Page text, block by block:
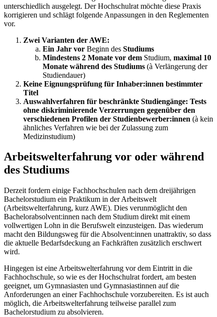
unterschiedlich ausgelegt. Der Hochschulrat möchte diese Praxis
korrigieren und schlägt folgende Anpassungen in den Reglementen
vor.
Zwei Varianten der AWE:
Ein Jahr vor Beginn des Studiums
Mindestens 2 Monate vor dem Studium, maximal 10
Monate während des Studiums (à Verlängerung der
Studiendauer)
Keine Eignungsprüfung für Inhaber:innen bestimmter
Titel
Auswahlverfahren für beschränkte Studiengänge: Tests
ohne diskriminierende Verzerrungen gegenüber den
verschiedenen Profilen der Studienbewerber:innen (à kein
ähnliches Verfahren wie bei der Zulassung zum
Medizinstudium)
Arbeitswelterfahrung vor oder während
des Studiums
Derzeit fordern einige Fachhochschulen nach dem dreijährigen
Bachelorstudium ein Praktikum in der Arbeitswelt
(Arbeitswelterfahrung, kurz AWE). Dies verunmöglicht den
Bachelorabsolvent:innen nach dem Studium direkt mit einem
vollwertigen Lohn in die Berufswelt einzusteigen. Das wiederum
macht den Bildungsweg für die Absolvent:innen unattraktiv, so dass
die aktuelle Bedarfsdeckung an Fachkräften zusätzlich erschwert
wird.
Hingegen ist eine Arbeitswelterfahrung vor dem Eintritt in die
Fachhochschule, so wie es der Hochschulrat fordert, am besten
geeignet, um Gymnasiasten und Gymnasiastinnen auf die
Anforderungen an einer Fachhochschule vorzubereiten. Es ist auch
möglich, die Arbeitswelterfahrung teilweise parallel zum
Bachelorstudium zu absolvieren.